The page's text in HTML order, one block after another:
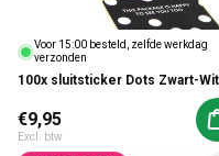
Voor 15:00 besteld, zelfde werkdag
verzonden
100x sluitsticker Dots Zwart-Wit
Normale prijs
€9,95
Excl. btw